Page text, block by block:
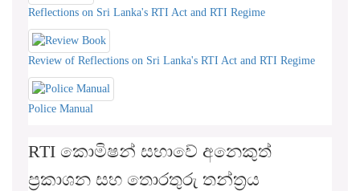
Reflections on Sri Lanka's RTI Act and RTI Regime
Review of Reflections on Sri Lanka's RTI Act and RTI Regime
Police Manual
RTI කොමිෂන් සභාවේ අනෙකුත්
ප්‍රකාශන සහ තොරතුරු තන්ත්‍රය